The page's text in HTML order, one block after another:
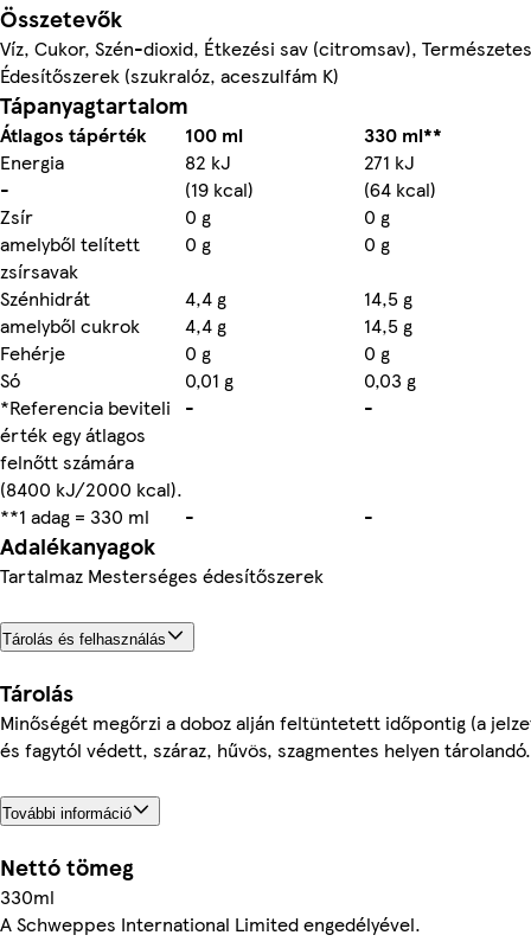
Összetevők
Víz, Cukor, Szén-dioxid, Étkezési sav (citromsav),
Édesítőszerek (szukralóz, aceszulfám K)
Tápanyagtartalom
Átlagos tápérték 100 ml
330 ml**
Energia
82 kJ
271 kJ
-
(19 kcal)
(64 kcal)
Zsír
0 g
0 g
amelyből telített
zsírsavak
0 g
0 g
Szénhidrát
4,4 g
14,5 g
amelyből cukrok
4,4 g
14,5 g
Fehérje
0 g
0 g
Só
0,01 g
0,03 g
*Referencia beviteli
érték egy átlagos
felnőtt számára
(8400 kJ/2000 kcal).
- -
**1 adag = 330 ml - -
Adalékanyagok
Tartalmaz Mesterséges édesítőszerek
Tárolás és felhasználás
Tárolás
Minőségét megőrzi a doboz alján feltüntetett időpontig (a
és fagytól védett, száraz, hűvös, szagmentes helyen tárolandó.
További információ
Nettó tömeg
330ml
A Schweppes International Limited engedélyével.